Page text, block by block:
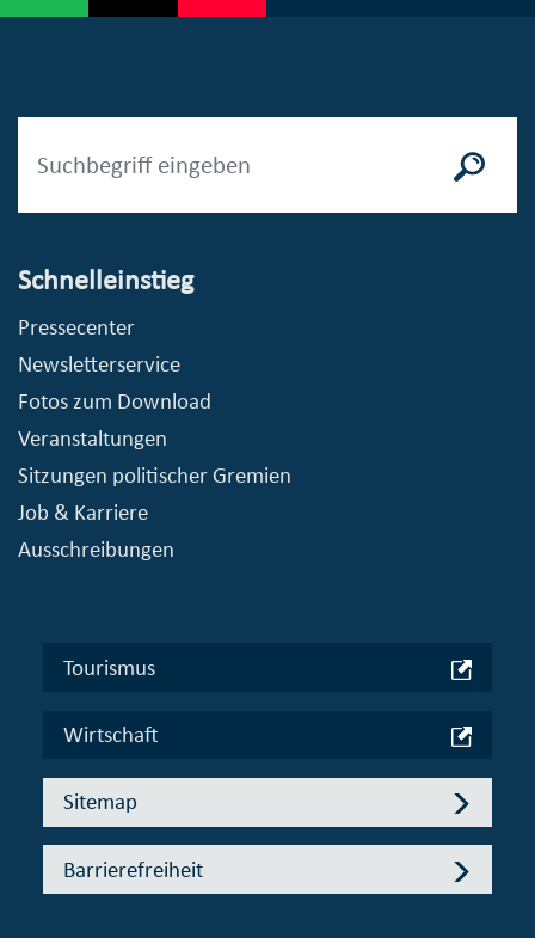
Schnelleinstieg
Pressecenter
Newsletterservice
Fotos zum Download
Veranstaltungen
Sitzungen politischer Gremien
Job & Karriere
Ausschreibungen
Tourismus
Wirtschaft
Sitemap
Barrierefreiheit